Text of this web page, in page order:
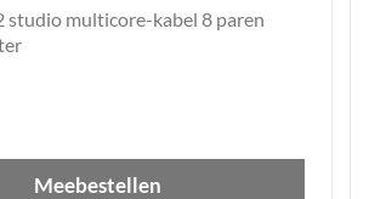
studio multicore-kabel 8 paren
Meebestellen